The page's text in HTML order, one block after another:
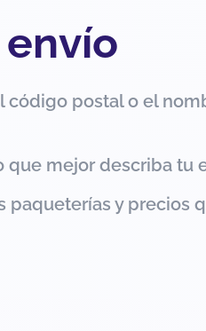
código postal o el
que mejor describa tu
paqueterías y precios